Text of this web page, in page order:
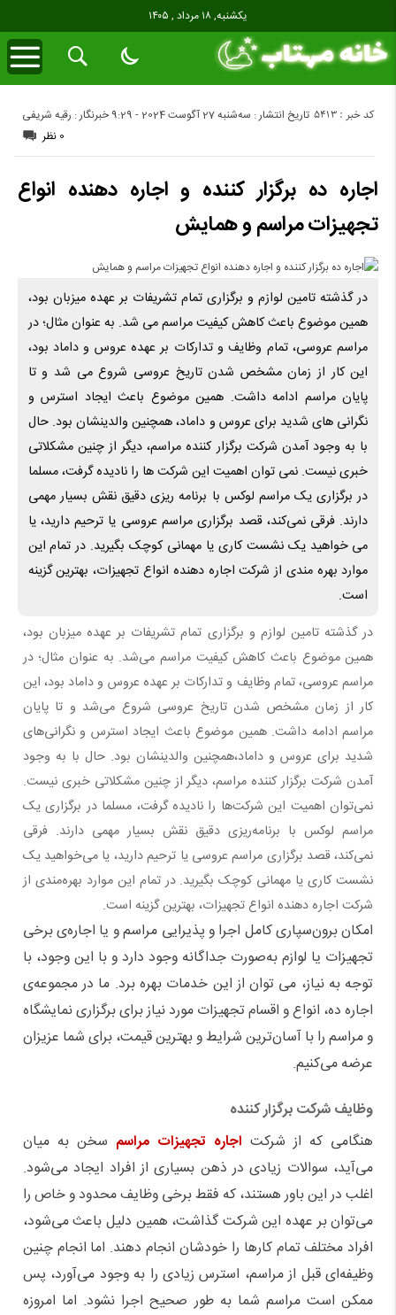
یکشنبه, ۱۸ مرداد , ۱۴۰۵
تاریخ انتشار : سه‌شنبه 27 آگوست 2024 - 9:29 خبرنگار : رقیه شریفی کد خبر : 5413
0 نظر
اجاره ده برگزار کننده و اجاره دهنده انواع
تجهیزات مراسم و همایش
در گذشته تامین لوازم و برگزاری تمام تشریفات بر عهده میزبان بود،
همین موضوع باعث کاهش کیفیت مراسم می ‌شد. به عنوان مثال؛ در
مراسم عروسی، تمام وظایف و تدارکات بر عهده عروس و داماد بود،
این کار از زمان مشخص شدن تاریخ عروسی شروع می ‌شد و تا
پایان مراسم ادامه داشت. همین موضوع باعث ایجاد استرس و
نگرانی ‌های شدید برای عروس و داماد،‌ همچنین والدینشان بود. حال
با به وجود آمدن شرکت برگزار کننده مراسم، دیگر از چنین مشکلاتی
خبری نیست. نمی ‌توان اهمیت این شرکت ‌‌ها را نادیده گرفت، مسلما
در برگزاری یک مراسم لوکس با برنامه‌ ریزی دقیق نقش بسیار مهمی
دارند. فرقی نمی‌کند، قصد برگزاری مراسم عروسی یا ترحیم دارید، یا
می‌ خواهید یک نشست کاری یا مهمانی کوچک بگیرید. در تمام این
موارد بهره‌ مندی از شرکت اجاره دهنده انواع تجهیزات، بهترین گزینه
است.
در گذشته تامین لوازم و برگزاری تمام تشریفات بر عهده میزبان بود،
همین موضوع باعث کاهش کیفیت مراسم می‌شد. به عنوان مثال؛ در
مراسم عروسی، تمام وظایف و تدارکات بر عهده عروس و داماد بود، این
کار از زمان مشخص شدن تاریخ عروسی شروع می‌شد و تا پایان
مراسم ادامه داشت. همین موضوع باعث ایجاد استرس و نگرانی‌های
شدید برای عروس و داماد،‌همچنین والدینشان بود. حال با به وجود
آمدن شرکت برگزار کننده مراسم، دیگر از چنین مشکلاتی خبری نیست.
نمی‌توان اهمیت این شرکت‌‌ها را نادیده گرفت، مسلما در برگزاری یک
مراسم لوکس با برنامه‌ریزی دقیق نقش بسیار مهمی دارند. فرقی
نمی‌کند، قصد برگزاری مراسم عروسی یا ترحیم دارید، یا می‌خواهید یک
نشست کاری یا مهمانی کوچک بگیرید. در تمام این موارد بهره‌مندی از
شرکت اجاره دهنده انواع تجهیزات، بهترین گزینه است.
امکان برونسپاری کامل اجرا و پذیرایی مراسم و یا اجارهی برخی
تجهیزات یا لوازم بهصورت جداگانه وجود دارد و با این وجود، با
توجه به نیاز، می توان از این خدمات بهره برد. ما در مجموعهی
اجاره ده، انواع و اقسام تجهیزات مورد نیاز برای برگزاری نمایشگاه
و مراسم را با آسانترین شرایط و بهترین قیمت، برای شما عزیزان
عرضه میکنیم.
وظایف شرکت برگزار کننده
هنگامی که از شرکت اجاره تجهیزات مراسم سخن به میان
میآید، سوالات زیادی در ذهن بسیاری از افراد ایجاد میشود.
اغلب در این باور هستند، که فقط برخی وظایف محدود و خاص را
میتوان بر عهده این شرکت گذاشت، همین دلیل باعث میشود،
افراد مختلف تمام کارها را خودشان انجام دهند. اما انجام چنین
وظیفهای قبل از مراسم، استرس زیادی را به وجود میآورد، پس
ممکن است مراسم شما به طور صحیح اجرا نشود. اما امروزه